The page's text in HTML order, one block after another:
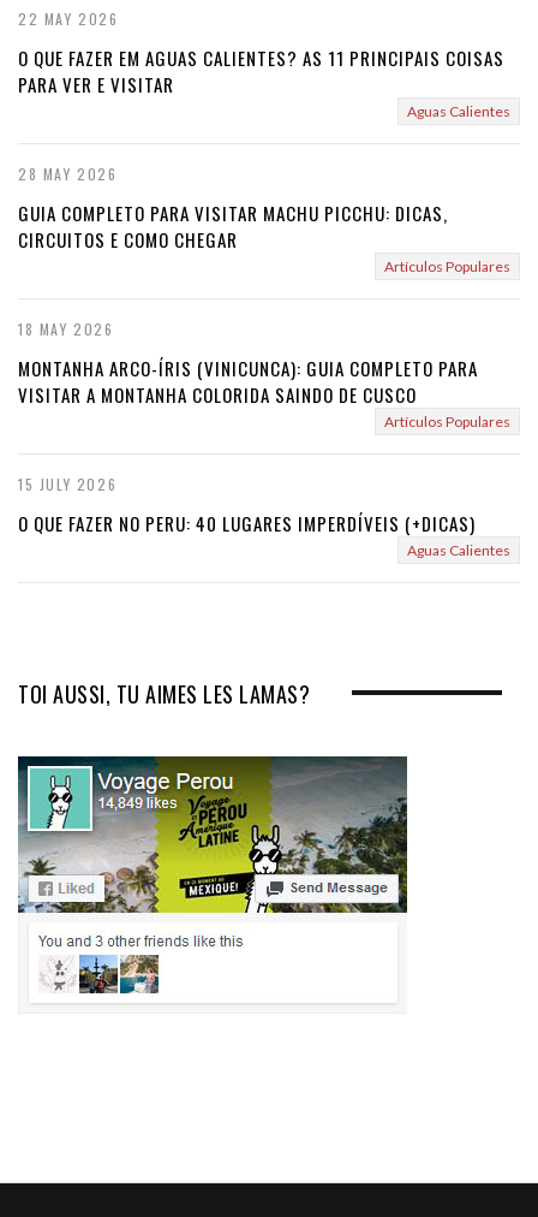
22 MAY 2026
O QUE FAZER EM AGUAS CALIENTES? AS 11 PRINCIPAIS COISAS
PARA VER E VISITAR
Aguas Calientes
28 MAY 2026
GUIA COMPLETO PARA VISITAR MACHU PICCHU: DICAS,
CIRCUITOS E COMO CHEGAR
Artículos Populares
18 MAY 2026
MONTANHA ARCO-ÍRIS (VINICUNCA): GUIA COMPLETO PARA
VISITAR A MONTANHA COLORIDA SAINDO DE CUSCO
Artículos Populares
15 JULY 2026
O QUE FAZER NO PERU: 40 LUGARES IMPERDÍVEIS (+DICAS)
Aguas Calientes
TOI AUSSI, TU AIMES LES LAMAS?